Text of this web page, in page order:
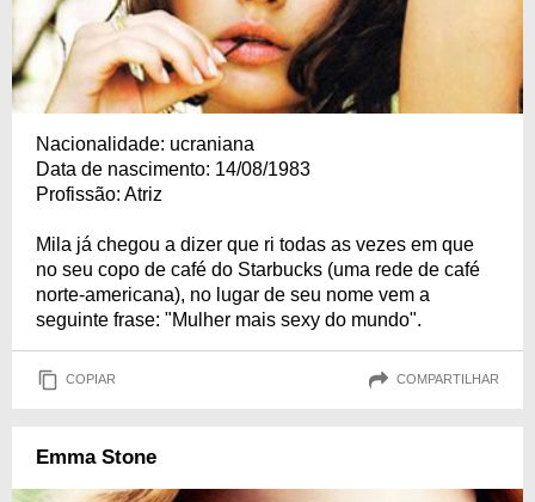
Nacionalidade: ucraniana
Data de nascimento: 14/08/1983
Profissão: Atriz
Mila já chegou a dizer que ri todas as vezes em que
no seu copo de café do Starbucks (uma rede de café
norte-americana), no lugar de seu nome vem a
seguinte frase: "Mulher mais sexy do mundo".
COPIAR COMPARTILHAR
Emma Stone